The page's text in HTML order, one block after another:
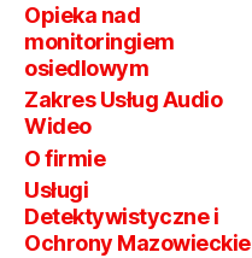
Opieka nad
monitoringiem
osiedlowym
Zakres Usług Audio
Wideo
O firmie
Usługi
Detektywistyczne i
Ochrony Mazowieckie